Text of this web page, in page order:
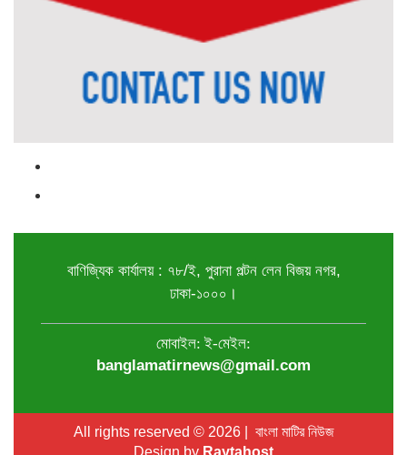
বাণিজ্যিক কার্যালয়: ৭৮/ই, পুরানা পল্টন লেন বিজয় নগর,
ঢাকা-১০০০ ।
মোবাইল: ই-মেইল:
banglamatirnews@gmail.com
All rights reserved © 2026 | বাংলা মাটির নিউজ